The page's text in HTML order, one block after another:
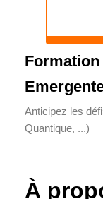
Anticipez les
Quantique, ...)
À